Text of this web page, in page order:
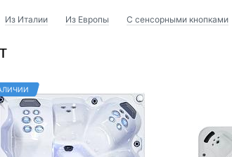
Из Италии Из Европы С сенсорными кнопками